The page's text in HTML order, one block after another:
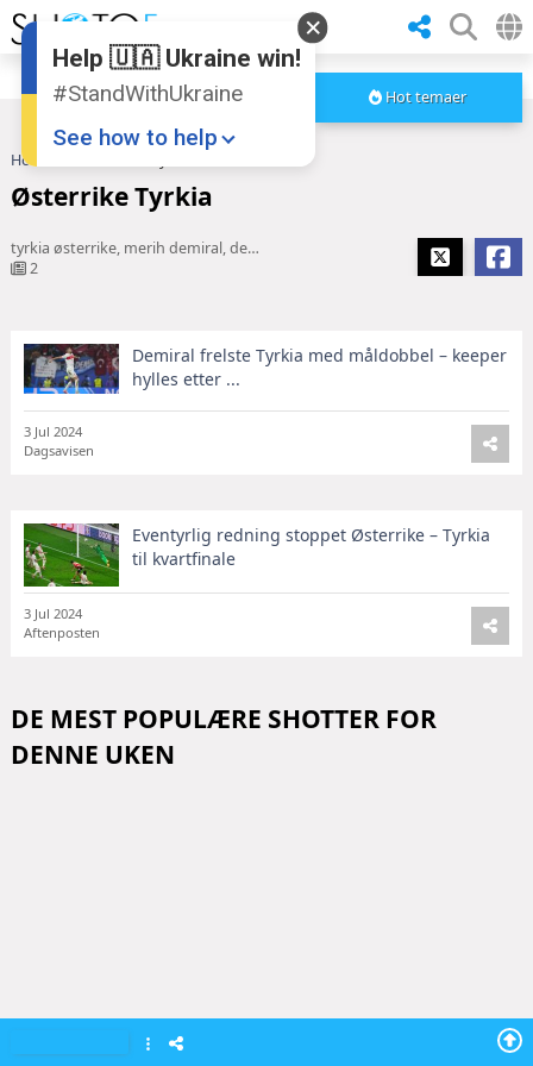
Hot temaer
Hoved
Østerrike Tyrkia
tyrkia østerrike, merih demiral, demiral
2
Demiral frelste Tyrkia med måldobbel – keeper
hylles etter ...
3 Jul 2024
Dagsavisen
Eventyrlig redning stoppet Østerrike – Tyrkia
til kvartfinale
3 Jul 2024
Aftenposten
DE MEST POPULÆRE SHOTTER FOR
DENNE UKEN
Help 🇺🇦 Ukraine win!
#StandWithUkraine
See how to help
Donate
💸
Support Ukraine
❤
Share this widget